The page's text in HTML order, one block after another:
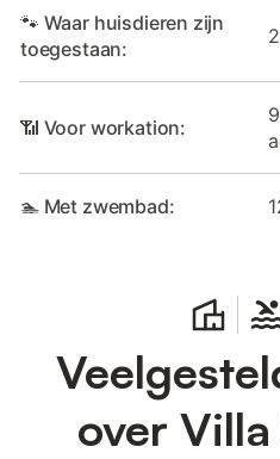
🐾 Waar huisdieren zijn
toegestaan:
📶 Voor workation:
🏊 Met zwembad:
over